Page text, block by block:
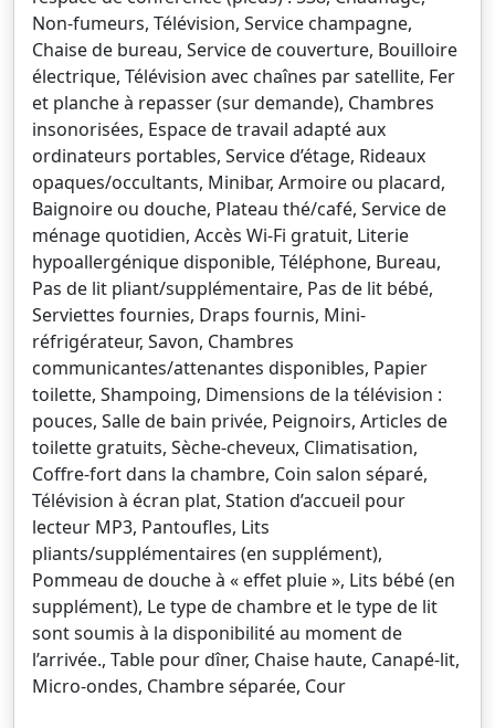
Non-fumeurs, Télévision, Service champagne,
Chaise de bureau, Service de couverture, Bouilloire
électrique, Télévision avec chaînes par satellite, Fer
et planche à repasser (sur demande), Chambres
insonorisées, Espace de travail adapté aux
ordinateurs portables, Service d’étage, Rideaux
opaques/occultants, Minibar, Armoire ou placard,
Baignoire ou douche, Plateau thé/café, Service de
ménage quotidien, Accès Wi-Fi gratuit, Literie
hypoallergénique disponible, Téléphone, Bureau,
Pas de lit pliant/supplémentaire, Pas de lit bébé,
Serviettes fournies, Draps fournis, Mini-
réfrigérateur, Savon, Chambres
communicantes/attenantes disponibles, Papier
toilette, Shampoing, Dimensions de la télévision :
pouces, Salle de bain privée, Peignoirs, Articles de
toilette gratuits, Sèche-cheveux, Climatisation,
Coffre-fort dans la chambre, Coin salon séparé,
Télévision à écran plat, Station d’accueil pour
lecteur MP3, Pantoufles, Lits
pliants/supplémentaires (en supplément),
Pommeau de douche à « effet pluie », Lits bébé (en
supplément), Le type de chambre et le type de lit
sont soumis à la disponibilité au moment de
l’arrivée., Table pour dîner, Chaise haute, Canapé-lit,
Micro-ondes, Chambre séparée, Cour